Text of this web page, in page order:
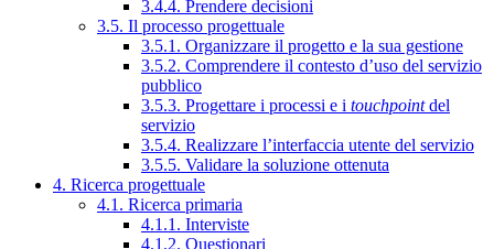
3.4.4. Prendere decisioni
3.5. Il processo progettuale
3.5.1. Organizzare il progetto e la sua gestione
3.5.2. Comprendere il contesto d’uso del servizio
pubblico
3.5.3. Progettare i processi e i touchpointdel
servizio
3.5.4. Realizzare l’interfaccia utente del servizio
3.5.5. Validare la soluzione ottenuta
4. Ricerca progettuale
4.1. Ricerca primaria
4.1.1. Interviste
4.1.2. Questionari